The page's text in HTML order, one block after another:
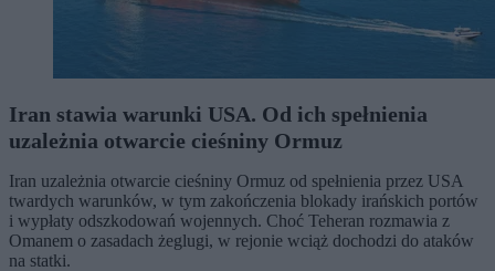
Iran stawia warunki USA. Od ich spełnienia
uzależnia otwarcie cieśniny Ormuz
Iran uzależnia otwarcie cieśniny Ormuz od spełnienia przez USA
twardych warunków, w tym zakończenia blokady irańskich portów
i wypłaty odszkodowań wojennych. Choć Teheran rozmawia z
Omanem o zasadach żeglugi, w rejonie wciąż dochodzi do ataków
na statki.